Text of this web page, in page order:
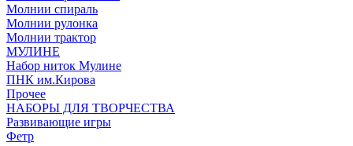
Молнии спираль
Молнии рулонка
Молнии трактор
МУЛИНЕ
Набор ниток Мулине
ПНК им.Кирова
Прочее
НАБОРЫ ДЛЯ ТВОРЧЕСТВА
Развивающие игры
Фетр